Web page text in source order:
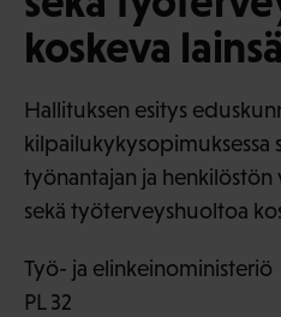
koskeva
Hallituksen esitys
työnantajan ja henkilöstön
sekä työterveyshuoltoa
Työ- ja elinkeinoministeriö
PL 32